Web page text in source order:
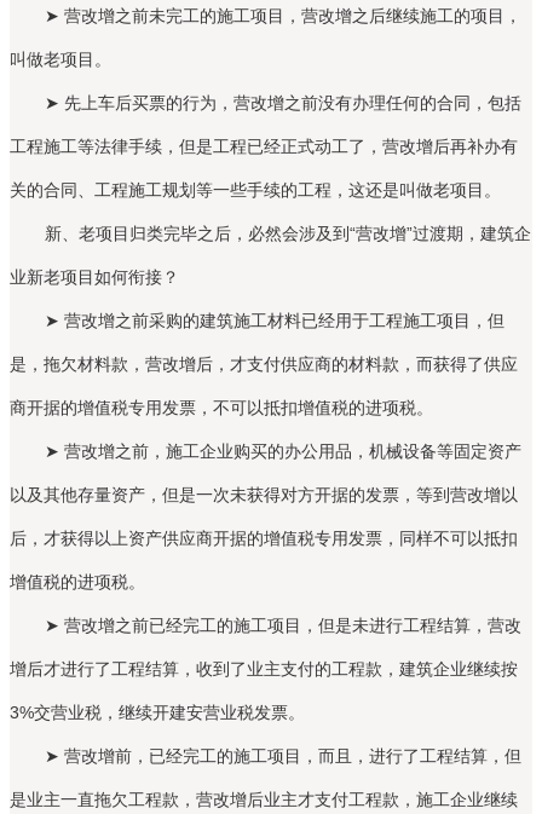
➤ 营改增之前未完工的施工项目，营改增之后继续施工的项目，
叫做老项目。
➤ 先上车后买票的行为，营改增之前没有办理任何的合同，包括
工程施工等法律手续，但是工程已经正式动工了，营改增后再补办有
关的合同、工程施工规划等一些手续的工程，这还是叫做老项目。
新、老项目归类完毕之后，必然会涉及到“营改增”过渡期，建筑企
业新老项目如何衔接？
➤ 营改增之前采购的建筑施工材料已经用于工程施工项目，但
是，拖欠材料款，营改增后，才支付供应商的材料款，而获得了供应
商开据的增值税专用发票，不可以抵扣增值税的进项税。
➤ 营改增之前，施工企业购买的办公用品，机械设备等固定资产
以及其他存量资产，但是一次未获得对方开据的发票，等到营改增以
后，才获得以上资产供应商开据的增值税专用发票，同样不可以抵扣
增值税的进项税。
➤ 营改增之前已经完工的施工项目，但是未进行工程结算，营改
增后才进行了工程结算，收到了业主支付的工程款，建筑企业继续按
3%交营业税，继续开建安营业税发票。
➤ 营改增前，已经完工的施工项目，而且，进行了工程结算，但
是业主一直拖欠工程款，营改增后业主才支付工程款，施工企业继续